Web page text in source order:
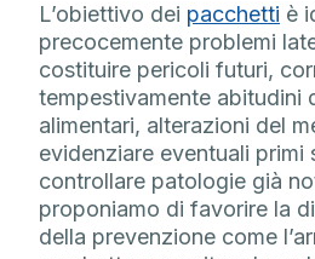
L’obiettivo dei pacchetti è
precocemente problemi
costituire pericoli futuri,
tempestivamente abitudini
alimentari, alterazioni del
evidenziare eventuali primi
controllare patologie già
proponiamo di favorire la
della prevenzione come